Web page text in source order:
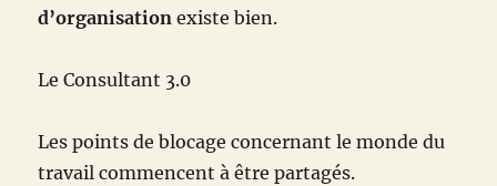
d’organisationexiste bien.
Le Consultant 3.0
Les points de blocage concernant le monde du
travail commencent à être partagés.